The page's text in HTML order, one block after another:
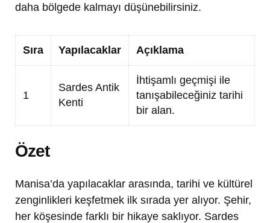
daha bölgede kalmayı düşünebilirsiniz.
Sıra Yapılacaklar Açıklama
1
Sardes Antik
Kenti
İhtişamlı geçmişi ile
tanışabileceğiniz tarihi
bir alan.
Özet
Manisa’da yapılacaklar arasında, tarihi ve kültürel
zenginlikleri keşfetmek ilk sırada yer alıyor. Şehir,
her köşesinde farklı bir hikaye saklıyor. Sardes